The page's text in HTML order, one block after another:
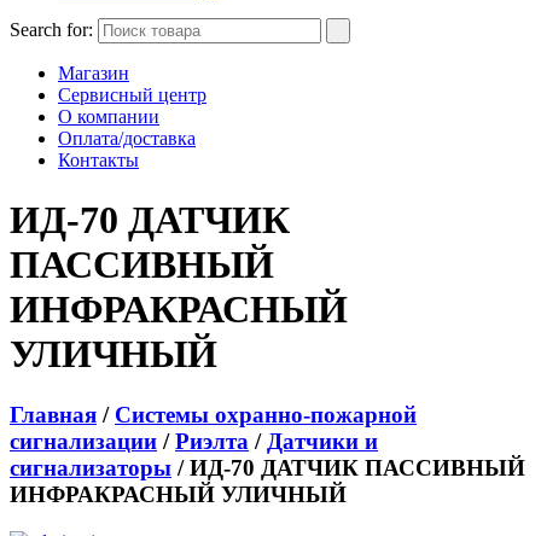
Search for:
Магазин
Сервисный центр
О компании
Оплата/доставка
Контакты
ИД-70 ДАТЧИК
ПАССИВНЫЙ
ИНФРАКРАСНЫЙ
УЛИЧНЫЙ
Главная / Системы охранно-пожарной
сигнализации /Риэлта /Датчики и
сигнализаторы / ИД-70 ДАТЧИК ПАССИВНЫЙ
ИНФРАКРАСНЫЙ УЛИЧНЫЙ